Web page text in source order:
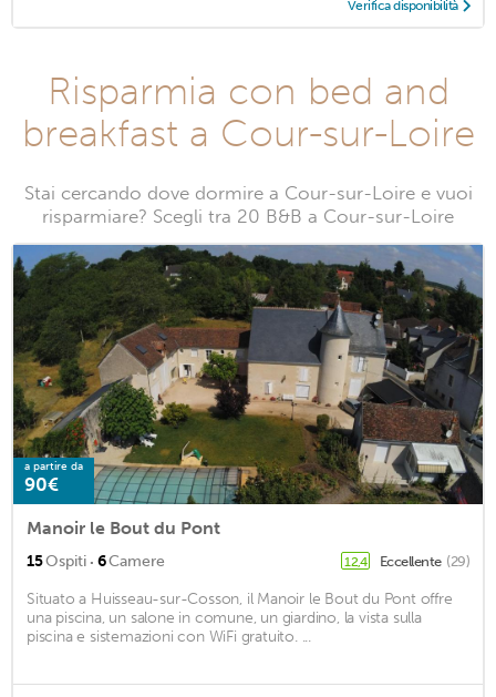
Verifica disponibilità
Risparmia con bed and
breakfast a Cour-sur-Loire
Stai cercando dove dormire a Cour-sur-Loire e vuoi
risparmiare? Scegli tra 20 B&B a Cour-sur-Loire
a partire da
90€
Manoir le Bout du Pont
15Ospiti · 6Camere 12,4 Eccellente (29)
Situato a Huisseau-sur-Cosson, il Manoir le Bout du Pont offre
una piscina, un salone in comune, un giardino, la vista sulla
piscina e sistemazioni con WiFi gratuito. ...